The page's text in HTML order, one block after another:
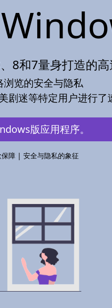
8和7量身打造的
览的安全与隐私
剧迷等特定用户进行了
版应用程序。
障 | 安全与隐私的象征